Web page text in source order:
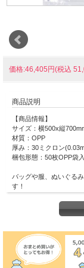
価格:46,405円(税込
商品説明
【商品情報】
サイズ：横500x縦
材質：OPP
厚み：30ミクロン
梱包形態：50枚OPP袋
バッグや服、ぬいぐる
す！
※こちらの製品は二つ